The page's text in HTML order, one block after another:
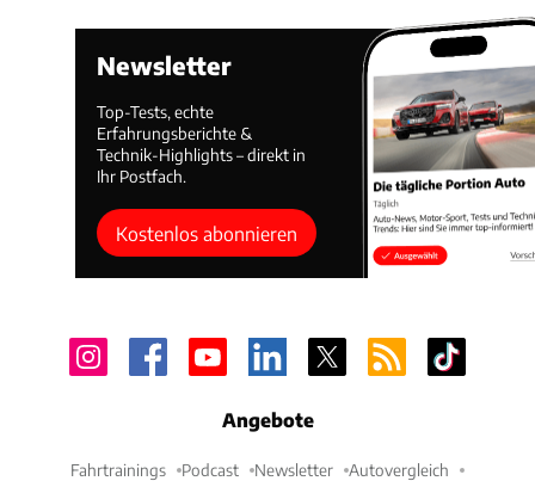
Newsletter
Top-Tests, echte
Erfahrungsberichte &
Technik-Highlights – direkt in
Ihr Postfach.
Kostenlos abonnieren
Angebote
Fahrtrainings Podcast Newsletter Autovergleich